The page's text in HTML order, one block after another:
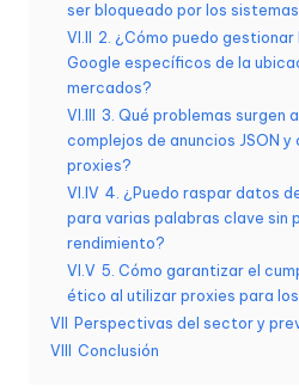
a
ser bloqueado por los
VI.II
2. ¿Cómo puedo
Google específicos de la
mercados?
VI.III
3. Qué problemas surgen
complejos de anuncios JSON
proxies?
VI.IV 4. ¿Puedo raspar datos
para varias palabras clave sin
rendimiento?
VI.V 5. Cómo garantizar el
ético al utilizar proxies para
VII
Perspectivas del sector y
VIII
Conclusión